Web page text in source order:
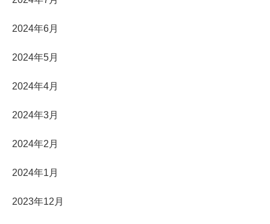
2024年6月
2024年5月
2024年4月
2024年3月
2024年2月
2024年1月
2023年12月